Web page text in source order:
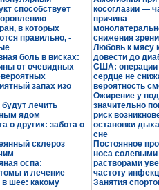
способствует
в которых
правильно, -
боль в висках:
от очевидных
запах изо
лечить
ядом
о других: забота о
склероз
оспа:
и лечение
в шее: какому
косоглазии —
причина
снижения
Любовь к мясу
довести до
США: операции
сердце не
вероятность
Ожирение у
значительно
риск
остановки
сне
Постоянное
носа солевыми
растворами
частоту
Занятия